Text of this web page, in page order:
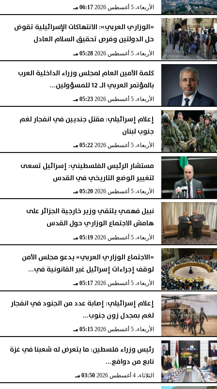
الأربعاء، 5 أغسطس 2026 06:17 مـ
«الوزاري العربي»: الانتهاكات الإسرائيلية تقوض
حل الدولتين وفرص تحقيق السلام العادل
الأربعاء، 5 أغسطس 2026 05:28 مـ
كلمة الأمين العام لمجلس وزراء الداخلية العرب
بالمؤتمر العربي الـ 12 للمسؤولين...
الأربعاء، 5 أغسطس 2026 05:23 مـ
إعلام إسرائيلي: مقتل جنديين في انفجار لغم
جنوب لبنان
الأربعاء، 5 أغسطس 2026 05:22 مـ
مستشار الرئيس الفلسطيني: إسرائيل تسعى
لتغيير الوضع التاريخي في القدس
الأربعاء، 5 أغسطس 2026 05:20 مـ
نبيل فهمي يلتقي وزير خارجية الجزائر على
هامش الاجتماع الوزاري حول القدس
الأربعاء، 5 أغسطس 2026 05:19 مـ
«الاجتماع الوزاري العربي» يدعو مجلس الأمن
لوقف إجراءات إسرائيل غير القانونية في...
الأربعاء، 5 أغسطس 2026 05:17 مـ
إعلام إسرائيلي: إصابة عدد من الجنود في انفجار
لغم بمجدل زون جنوب...
الأربعاء، 5 أغسطس 2026 05:15 مـ
رئيس وزراء فلسطين: ما يتعرض له شعبنا في غزة
نابع من دوافع...
الثلاثاء، 4 أغسطس 2026 03:50 مـ